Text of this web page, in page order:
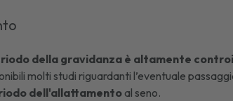
della gravidanza è altamente
molti studi riguardanti l’eventuale
dell'allattamento al seno.